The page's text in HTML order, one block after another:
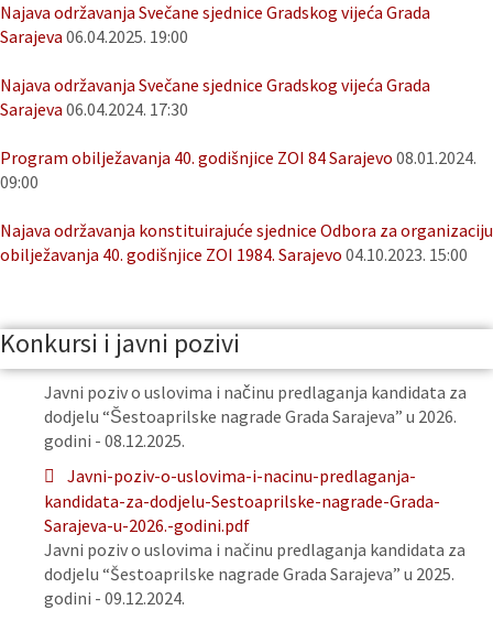
Najava održavanja Svečane sjednice Gradskog vijeća Grada
Sarajeva 06.04.2025. 19:00
Najava održavanja Svečane sjednice Gradskog vijeća Grada
Sarajeva 06.04.2024. 17:30
Program obilježavanja 40. godišnjice ZOI 84 Sarajevo 08.01.2024.
09:00
Najava održavanja konstituirajuće sjednice Odbora za organizaciju
obilježavanja 40. godišnjice ZOI 1984. Sarajevo 04.10.2023. 15:00
Konkursi i javni pozivi
Javni poziv o uslovima i načinu predlaganja kandidata za
dodjelu “Šestoaprilske nagrade Grada Sarajeva” u 2026.
godini - 08.12.2025.
Javni-poziv-o-uslovima-i-nacinu-predlaganja-
kandidata-za-dodjelu-Sestoaprilske-nagrade-Grada-
Sarajeva-u-2026.-godini.pdf
Javni poziv o uslovima i načinu predlaganja kandidata za
dodjelu “Šestoaprilske nagrade Grada Sarajeva” u 2025.
godini - 09.12.2024.